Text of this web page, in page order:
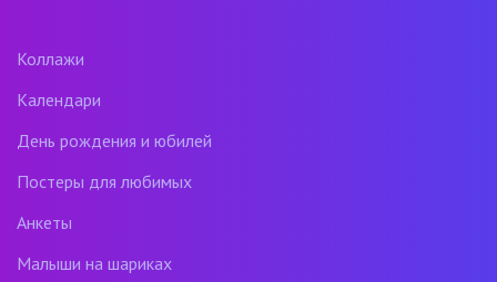
Коллажи
Календари
День рождения и юбилей
Постеры для любимых
Анкеты
Малыши на шариках